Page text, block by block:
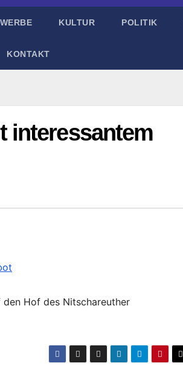
KULTUR POLITIK
KONTAKT
interessantem
Hof des Nitschareuther